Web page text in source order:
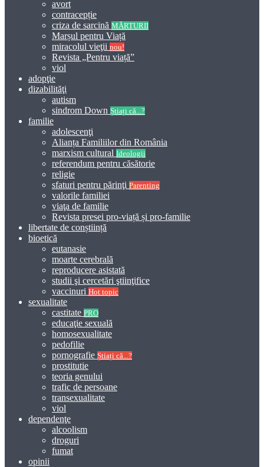
avort
contracepție
criza de sarcină MĂRTURII
Marșul pentru Viață
miracolul vieţii nou!
Revista „Pentru viață”
viol
adopţie
dizabilităţi
autism
sindrom Down Știați că...?
familie
adolescenţi
Alianța Familiilor din România
marxism cultural Ideologii
referendum pentru căsătorie
religie
sfaturi pentru părinţi Parenting
valorile familiei
viaţa de familie
Revista presei pro-viață și pro-familie
libertate de conștiință
bioetică
eutanasie
moarte cerebrală
reproducere asistată
studii şi cercetări ştiinţifice
vaccinuri Hot topic
sexualitate
castitate PRO
educaţie sexuală
homosexualitate
pedofilie
pornografie Știați că...?
prostitutie
teoria genului
trafic de persoane
transexualitate
viol
dependenţe
alcoolism
droguri
fumat
opinii